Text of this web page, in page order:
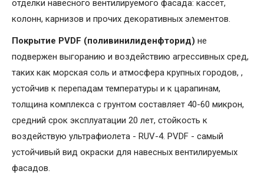
отделки навесного вентилируемого фасада: кассет,
колонн, карнизов и прочих декоративных элементов.
Покрытие PVDF (поливинилиденфторид) не
подвержен выгоранию и воздействию агрессивных сред,
таких как морская соль и атмосфера крупных городов, ,
устойчив к перепадам температуры и к царапинам,
толщина комплекса с грунтом составляет 40-60 микрон,
средний срок эксплуатации 20 лет, стойкость к
воздействую ультрафиолета - RUV-4. PVDF - самый
устойчивый вид окраски для навесных вентилируемых
фасадов.